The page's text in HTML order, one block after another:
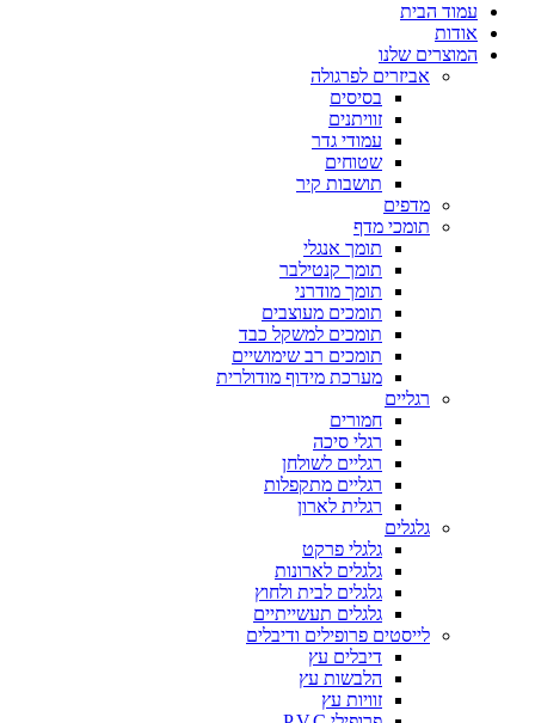
עמוד הבית
אודות
המוצרים שלנו
אביזרים לפרגולה
בסיסים
זוויתנים
עמודי גדר
שטוחים
תושבות קיר
מדפים
תומכי מדף
תומך אנגלי
תומך קנטילבר
תומך מודרני
תומכים מעוצבים
תומכים למשקל כבד
תומכים רב שימושיים
מערכת מידוף מודולרית
רגליים
חמורים
רגלי סיכה
רגליים לשולחן
רגליים מתקפלות
רגלית לארון
גלגלים
גלגלי פרקט
גלגלים לארונות
גלגלים לבית ולחוץ
גלגלים תעשייתיים
לייסטים פרופילים ודיבלים
דיבלים עץ
הלבשות עץ
זוויות עץ